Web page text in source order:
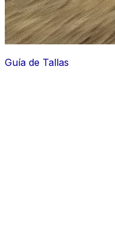
Guía de Tallas